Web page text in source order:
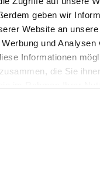
geben wir
Website an
und Analysen
Informationen
die Sie
>